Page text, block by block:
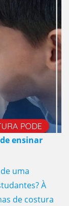
ensinar
uma
À
de costura